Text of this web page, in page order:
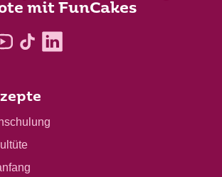
mit FunCakes